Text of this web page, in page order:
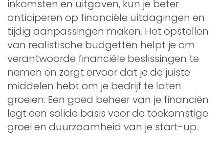
inkomsten en uitgaven, kun je beter
anticiperen op financiële uitdagingen en
tijdig aanpassingen maken. Het opstellen
van realistische budgetten helpt je om
verantwoorde financiële beslissingen te
nemen en zorgt ervoor dat je de juiste
middelen hebt om je bedrijf te laten
groeien. Een goed beheer van je financiën
legt een solide basis voor de toekomstige
groei en duurzaamheid van je start-up.